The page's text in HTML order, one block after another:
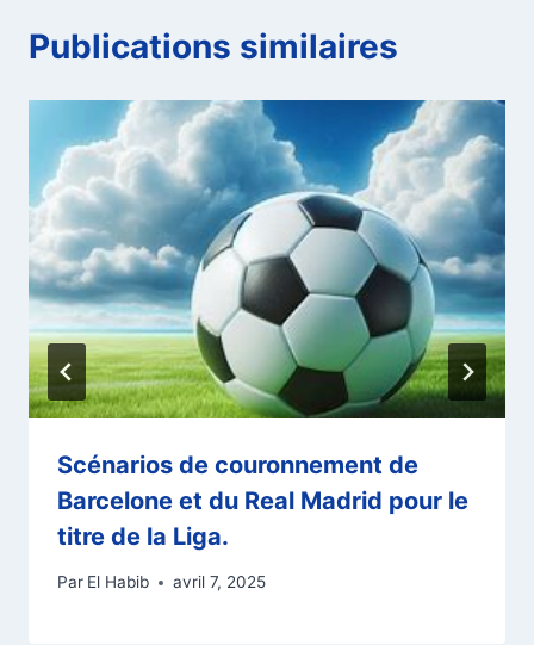
Publications similaires
Scénarios de couronnement de
Barcelone et du Real Madrid pour le
titre de la Liga.
Par El Habib avril 7, 2025